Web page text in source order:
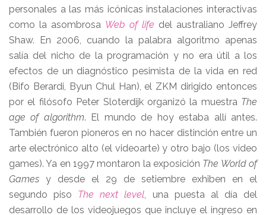
personales a las más icónicas instalaciones interactivas
como la asombrosa Web of life del australiano Jeffrey
Shaw. En 2006, cuando la palabra algoritmo apenas
salía del nicho de la programación y no era útil a los
efectos de un diagnóstico pesimista de la vida en red
(Bifo Berardi, Byun Chul Han), el ZKM dirigido entonces
por el filósofo Peter Sloterdijk organizó la muestra The
age of algorithm. El mundo de hoy estaba allí antes.
También fueron pioneros en no hacer distinción entre un
arte electrónico alto (el videoarte) y otro bajo (los video
games). Ya en 1997 montaron la exposición The World of
Games y desde el 29 de setiembre exhiben en el
segundo piso The next level, una puesta al día del
desarrollo de los videojuegos que incluye el ingreso en